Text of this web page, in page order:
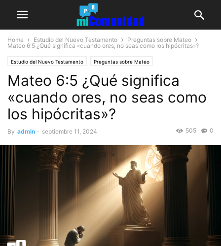
Home Estudio del Nuevo Testamento
Preguntas sobre Mateo
Mateo 6:5 ¿Qué significa «cuando ores, no seas como los hipócritas»?
Estudio del Nuevo Testamento Preguntas sobre Mateo
Mateo 6:5 ¿Qué significa
«cuando ores, no seas como
los hipócritas»?
By admin - septiembre 11, 2024 0
505